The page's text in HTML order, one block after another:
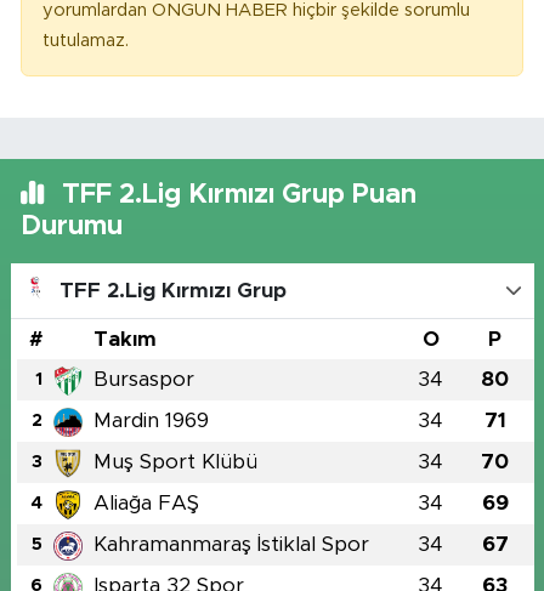
yorumlardan ONGUN HABER hiçbir şekilde sorumlu
tutulamaz.
TFF 2.Lig Kırmızı Grup Puan
Durumu
TFF 2.Lig Kırmızı Grup
# Takım O P
1 Bursaspor 34 80
2 Mardin 1969 34 71
3 Muş Sport Klübü 34 70
4 Aliağa FAŞ 34 69
5 Kahramanmaraş İstiklal Spor 34 67
6 Isparta 32 Spor 34 63